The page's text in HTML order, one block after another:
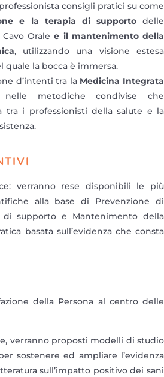
consigli pratici su come
e la terapia di supportodelle
Oralee il mantenimento della
, utilizzando una visione estesa
quale la bocca è immersa.
d’intenti tra la Medicina Integrata
nelle metodiche condivise che
tra i professionisti della salute e la
verranno rese disponibili le più
alla base di Prevenzione di
di supporto e Mantenimento della
basata sull’evidenza che consta
della Persona al centro delle
verranno proposti modelli di studio
sostenere ed ampliare l’evidenza
sull’impatto positivo dei sani